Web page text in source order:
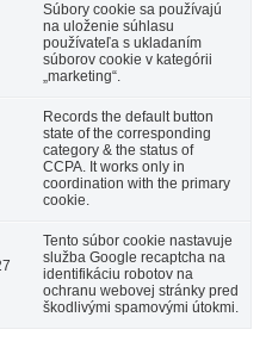
Súbory cookie sa používajú
na uloženie súhlasu
používateľa s ukladaním
súborov cookie v kategórii
„marketing“.
Records the default button
state of the corresponding
category & the status of
CCPA. It works only in
coordination with the primary
cookie.
Tento súbor cookie nastavuje
služba Google recaptcha na
identifikáciu robotov na
ochranu webovej stránky pred
škodlivými spamovými útokmi.